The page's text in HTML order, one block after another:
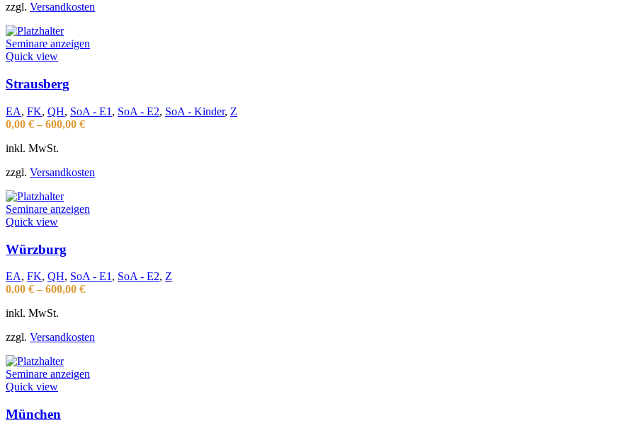
zzgl. Versandkosten
Seminare anzeigen
Quick view
Strausberg
EA, FK, QH, SoA - E1 , SoA - E2, SoA - Kinder, Z
0,00 € – 600,00 €
inkl. MwSt.
zzgl. Versandkosten
Seminare anzeigen
Quick view
Würzburg
EA, FK, QH, SoA - E1 , SoA - E2, Z
0,00 € – 600,00 €
inkl. MwSt.
zzgl. Versandkosten
Seminare anzeigen
Quick view
München